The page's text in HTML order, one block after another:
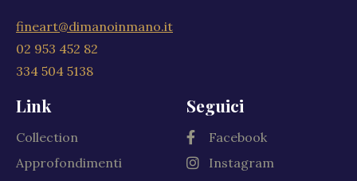
fineart@dimanoinmano.it
02 953 452 82
334 504 5138
Link
Collection
Approfondimenti
Seguici
Facebook
Instagram